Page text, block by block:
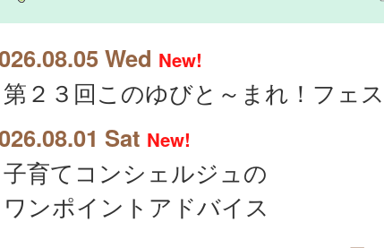
Wed New!
Sat New!
子育てコンシェルジュの
ワンポイントアドバイス